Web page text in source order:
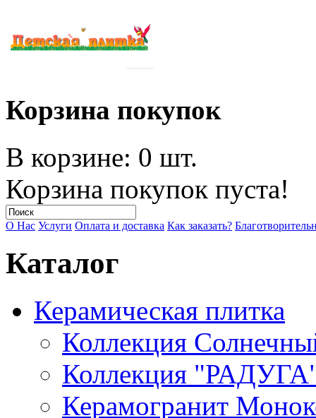
Корзина покупок
В корзине: 0 шт.
Корзина покупок пуста!
О Нас Услуги Оплата и доставка Как заказать?
Каталог
Керамическая плитка
Коллекция
Коллекция
Керамогранит